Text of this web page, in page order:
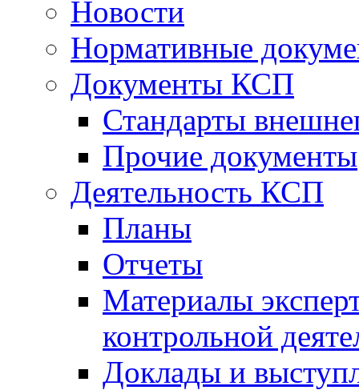
Новости
Нормативные
Документы КСП
Стандарты
Прочие документы
Деятельность КСП
Планы
Отчеты
Материалы
контрольной
Доклады и